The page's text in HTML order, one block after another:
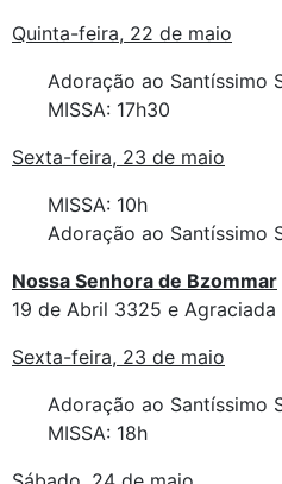
Quinta-feira, 22 de maio
Adoração ao Santíssimo
MISSA: 17h30
Sexta-feira, 23 de maio
MISSA: 10h
Adoração ao Santíssimo
Nossa Senhora de Bzommar
19 de Abril 3325 e Agraciada
Sexta-feira, 23 de maio
Adoração ao Santíssimo
MISSA: 18h